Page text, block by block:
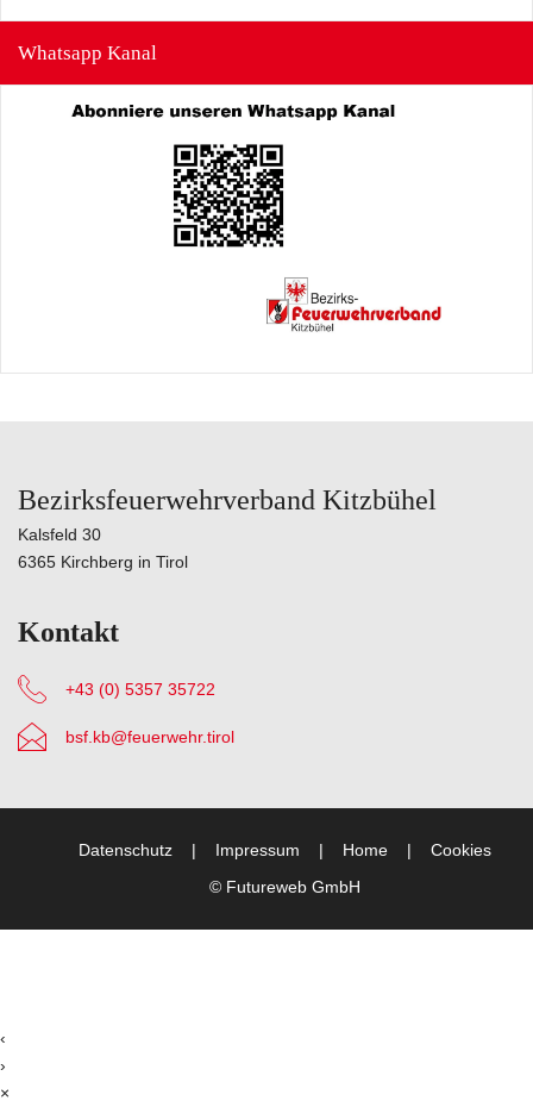
Whatsapp Kanal
Bezirksfeuerwehrverband Kitzbühel
Kalsfeld 30
6365 Kirchberg in Tirol
Kontakt
+43 (0) 5357 35722
bsf.kb@feuerwehr.tirol
© Futureweb GmbH
Datenschutz Impressum Home Cookies
‹
›
×